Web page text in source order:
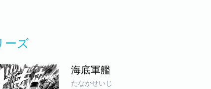
ーズ
海底軍艦
たなかせいじ